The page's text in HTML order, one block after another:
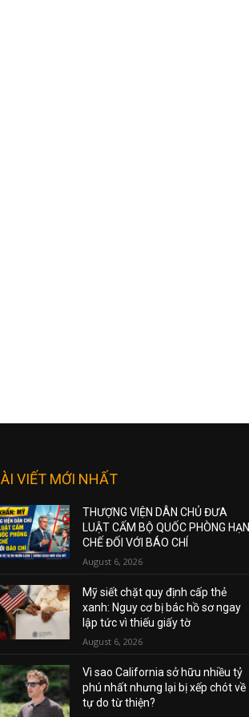
VIẾT MỚI NHẤT
THƯỢNG VIỆN DÂN CHỦ ĐƯA
LUẬT CẤM BỘ QUỐC PHÒNG HẠN
CHẾ ĐỐI VỚI BÁO CHÍ
August 6, 2026
Mỹ siết chặt quy định cấp thẻ
xanh: Nguy cơ bị bác hồ sơ ngay
lập tức vì thiếu giấy tờ
August 6, 2026
Vì sao California sở hữu nhiều tỷ
phú nhất nhưng lại bị xếp chót về
tự do từ thiện?